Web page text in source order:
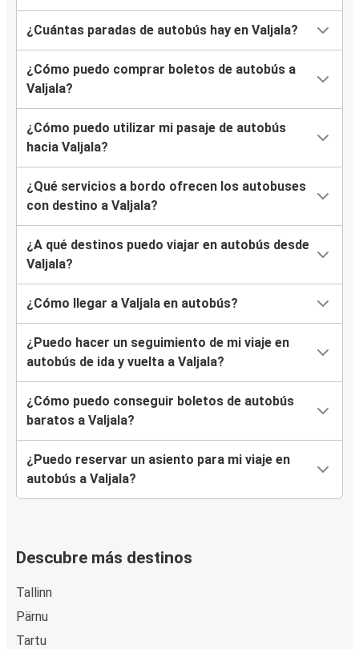
¿Cuántas paradas de autobús hay en Valjala?
¿Cómo puedo comprar boletos de autobús a
Valjala?
¿Cómo puedo utilizar mi pasaje de autobús
hacia Valjala?
¿Qué servicios a bordo ofrecen los autobuses
con destino a Valjala?
¿A qué destinos puedo viajar en autobús desde
Valjala?
¿Cómo llegar a Valjala en autobús?
¿Puedo hacer un seguimiento de mi viaje en
autobús de ida y vuelta a Valjala?
¿Cómo puedo conseguir boletos de autobús
baratos a Valjala?
¿Puedo reservar un asiento para mi viaje en
autobús a Valjala?
Descubre más destinos
Tallinn
Pärnu
Tartu